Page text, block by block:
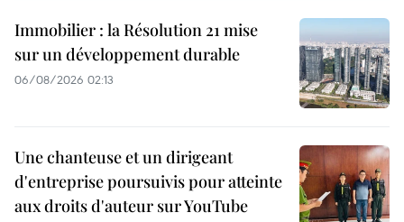
Immobilier : la Résolution 21 mise
sur un développement durable
06/08/2026 02:13
Une chanteuse et un dirigeant
d'entreprise poursuivis pour atteinte
aux droits d'auteur sur YouTube